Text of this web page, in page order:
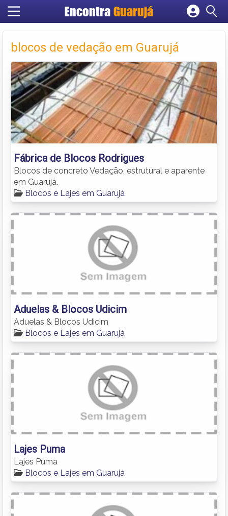
Encontra Guarujá
Cadastrar empresa
Criar conta
blocos de vedação em Guarujá
Fábrica de Blocos Rodrigues
Blocos de concreto Vedação, estrutural e aparente
em Guarujá.
Blocos e Lajes em Guarujá
Aduelas & Blocos Udicim
Aduelas & Blocos Udicim
Blocos e Lajes em Guarujá
Lajes Puma
Lajes Puma
Blocos e Lajes em Guarujá